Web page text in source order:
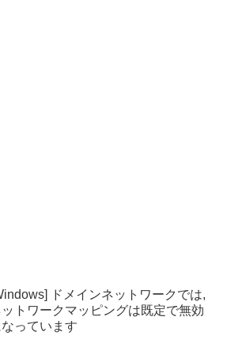
ドメインネットワークでは,
ットワークマッピングは既定で無効
っています